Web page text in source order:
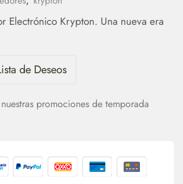
Electrónico Krypton. Una nueva era
de Deseos
promociones de temporada